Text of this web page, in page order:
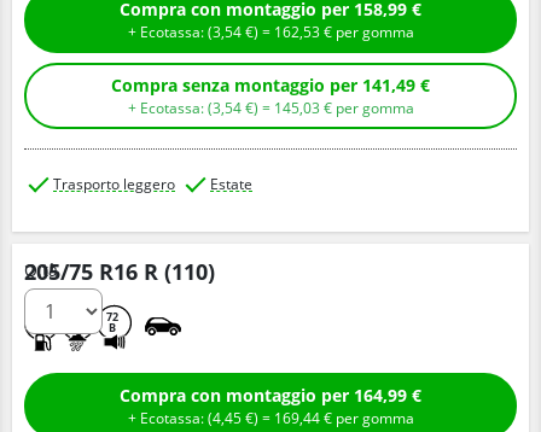
Compra con montaggio per 158,99 €
+ Ecotassa: (3,54€ ) = 162,53€ per gomma
Compra senza montaggio per 141,49 €
+ Ecotassa: (3,54€ ) = 145,03 € per gomma
Trasporto leggero Estate
205/75 R16 R (110)
72
B
Q.tà
Compra con montaggio per 164,99 €
+ Ecotassa: (4,45€ ) = 169,44€ per gomma